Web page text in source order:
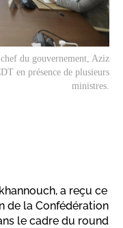
du gouvernement, Aziz
en présence de plusieurs
ministres.
a reçu ce
de la Confédération
le cadre du round